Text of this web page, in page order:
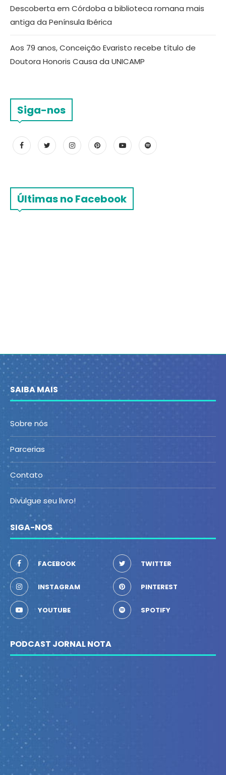
Descoberta em Córdoba a biblioteca romana mais
antiga da Península Ibérica
Aos 79 anos, Conceição Evaristo recebe título de
Doutora Honoris Causa da UNICAMP
Siga-nos
Últimas no Facebook
SAIBA MAIS
Sobre nós
Parcerias
Contato
Divulgue seu livro!
SIGA-NOS
FACEBOOK TWITTER
INSTAGRAM PINTEREST
YOUTUBE SPOTIFY
PODCAST JORNAL NOTA